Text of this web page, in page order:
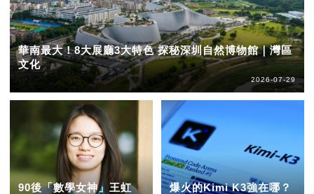
華南最大！8大展廳3大特色 探秘深圳自然博物館｜灣區
文化
2026-07-29
90後「數學女神」王虹
爆火的Kimi K3強在哪？